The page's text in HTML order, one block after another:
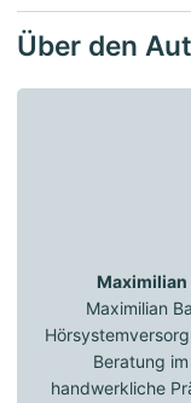
Über den
Maximilian
Maximilian
Beratung
handwerkliche